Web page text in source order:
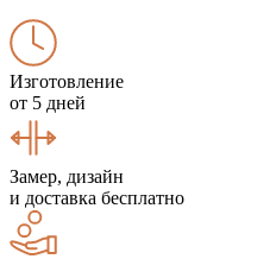
Изготовление
от 5 дней
Замер, дизайн
и доставка бесплатно